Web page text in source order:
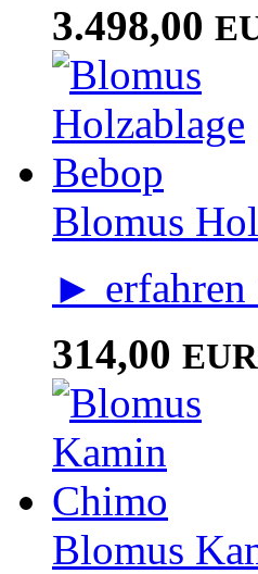
3.498,00
Blomus
►
314,00 EUR
Blomus